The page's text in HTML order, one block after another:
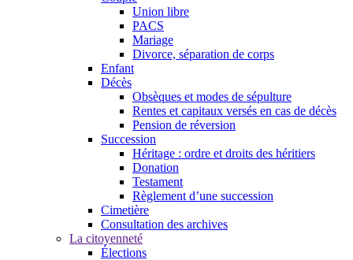
Union libre
PACS
Mariage
Divorce, séparation de corps
Enfant
Décès
Obsèques et modes de sépulture
Rentes et capitaux versés en cas de décès
Pension de réversion
Succession
Héritage : ordre et droits des héritiers
Donation
Testament
Règlement d’une succession
Cimetière
Consultation des archives
La citoyenneté
Élections